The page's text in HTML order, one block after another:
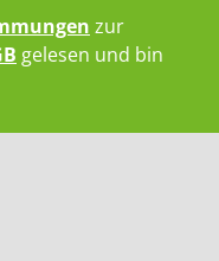
zur
gelesen und bin